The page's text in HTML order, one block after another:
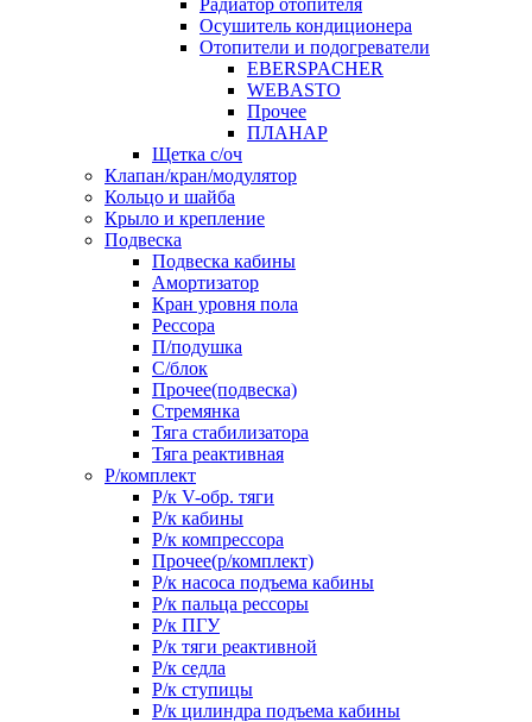
Радиатор отопителя
Осушитель кондиционера
Отопители и подогреватели
EBERSPACHER
WEBASTO
Прочее
ПЛАНАР
Щетка с/оч
Клапан/кран/модулятор
Кольцо и шайба
Крыло и крепление
Подвеска
Подвеска кабины
Амортизатор
Кран уровня пола
Рессора
П/подушка
С/блок
Прочее(подвеска)
Стремянка
Тяга стабилизатора
Тяга реактивная
Р/комплект
Р/к V-обр. тяги
Р/к кабины
Р/к компрессора
Прочее(р/комплект)
Р/к насоса подъема кабины
Р/к пальца рессоры
Р/к ПГУ
Р/к тяги реактивной
Р/к седла
Р/к ступицы
Р/к цилиндра подъема кабины